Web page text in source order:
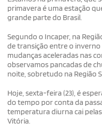
primavera é uma estação
grande parte do Brasil.
Segundo o Incaper, na
de transição entre o
mudanças aceleradas nas
observamos pancadas de
noite, sobretudo na Região
Hoje, sexta-feira (23), é
do tempo por conta da
temperatura diurna cai
Vitória.